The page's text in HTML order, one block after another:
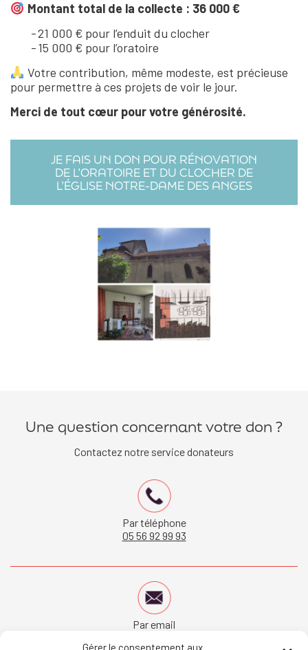
Gérer le consentement aux
Montant total de la collecte : 36 000 €
21 000 € pour l’enduit du clocher
15 000 € pour l’oratoire
Votre contribution, même modeste, est précieuse
pour permettre à ces projets de voir le jour.
Merci de tout cœur pour votre générosité.
JE FAIS UN DON POUR RÉNOVATION
DE L’ORATOIRE ET DU CLOCHER DE
L’ÉGLISE NOTRE-DAME DES ANGES
Une question concernant votre don ?
Contactez notre service donateurs
Par téléphone
05 56 92 99 93
Par email